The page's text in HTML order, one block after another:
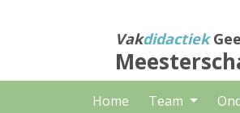
Vakdidactiek
Home Team